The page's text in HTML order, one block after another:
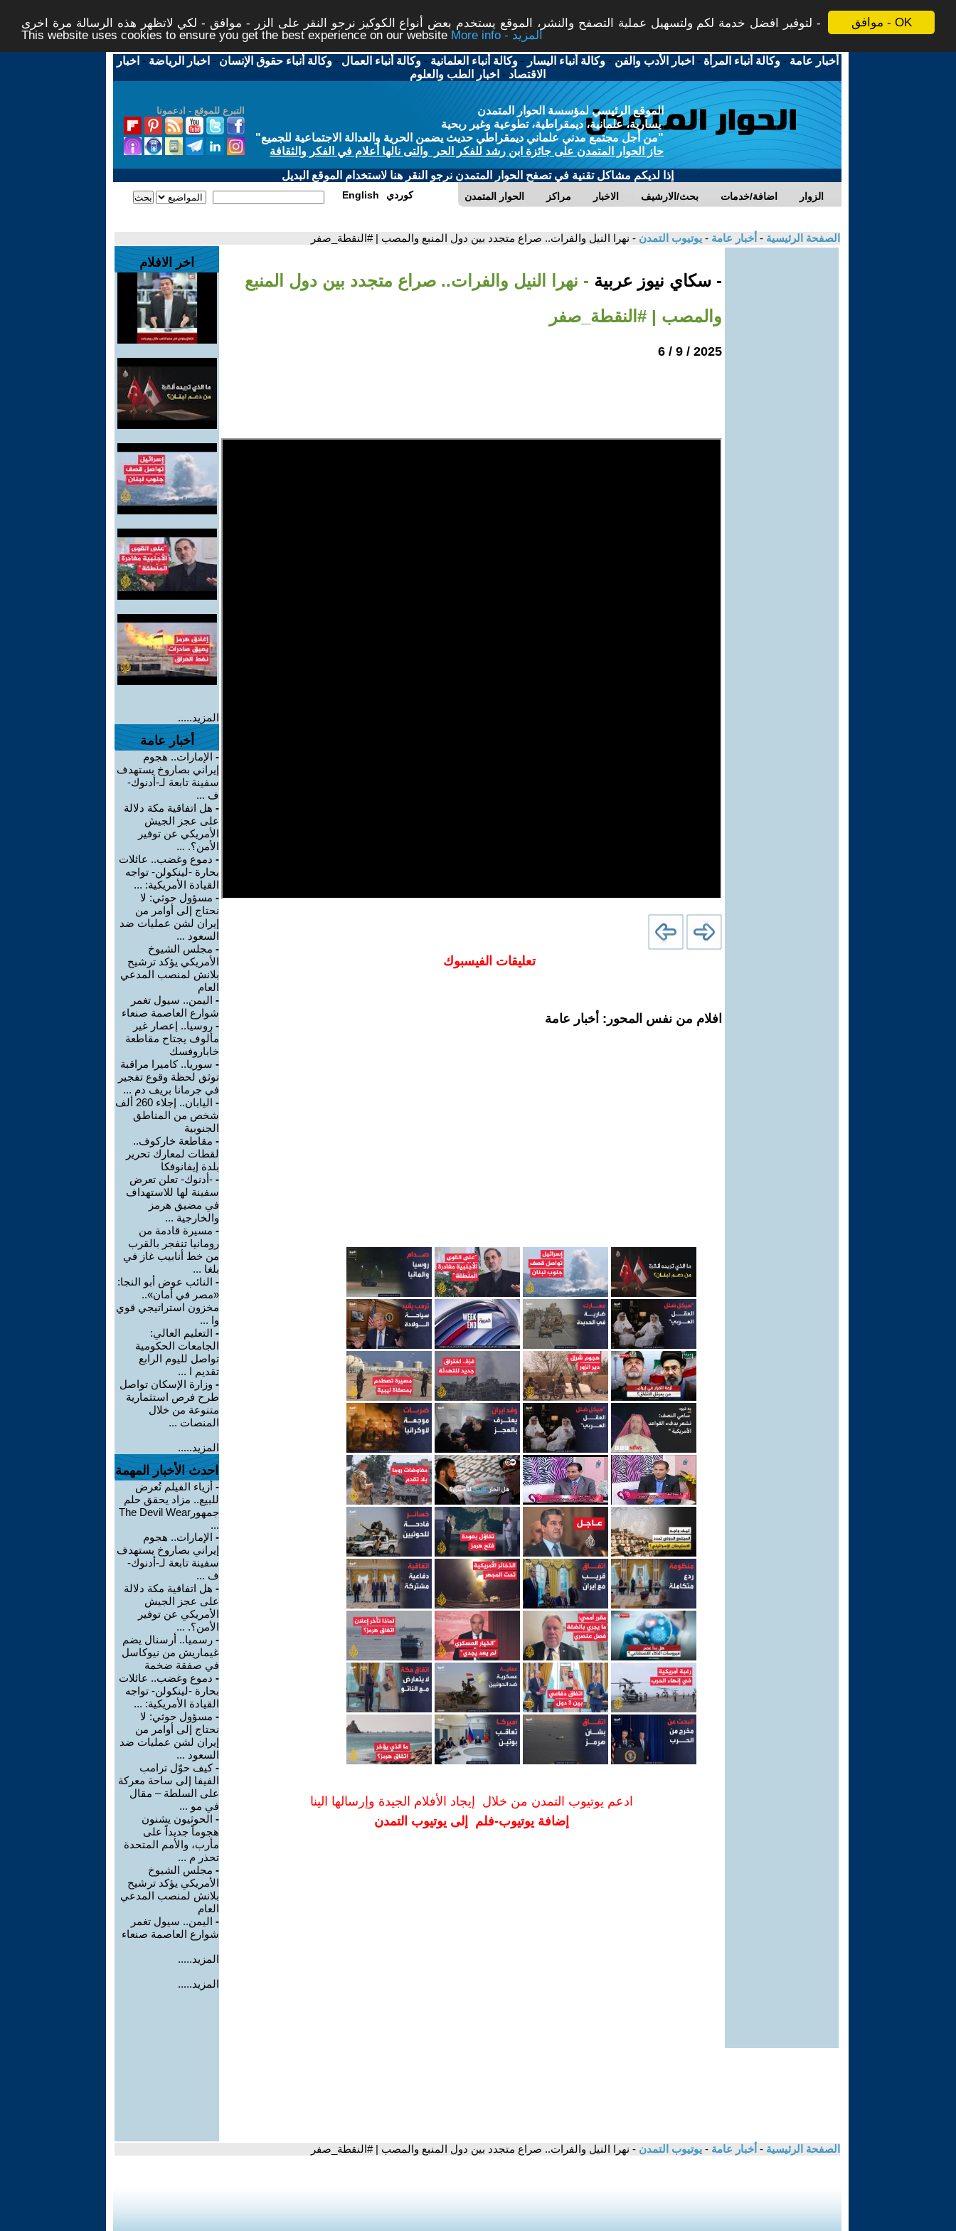
موافق - OK
لتوفير افضل خدمة لكم ولتسهيل عملية التصفح والنشر، الموقع يستخدم بعض أنواع الكوكيز نرجو النقر على الزر - موافق - لكي لاتظهر هذه الرسالة مرة اخرى -
This website uses cookies to ensure you get the best experience on our website
More info - المزيد
أخبار عامة -وكالة أنباء المرأة - اخبار الأدب والفن -وكالة أنباء اليسار -وكالة أنباء العلمانية -وكالة أنباء العمال -وكالة أنباء حقوق الإنسان - اخبار الرياضة - اخبار
الاقتصاد - اخبار الطب والعلوم
التبرع للموقع - ادعمونا
الموقع الرئيسي لمؤسسة الحوار المتمدن
يسارية، علمانية، ديمقراطية، تطوعية وغير ربحية
"من أجل مجتمع مدني علماني ديمقراطي حديث يضمن الحرية والعدالة الاجتماعية للجميع"
حاز الحوار المتمدن على جائزة ابن رشد للفكر الحر والتى نالها أعلام في الفكر والثقافة
إذا لديكم مشاكل تقنية في تصفح الحوار المتمدن نرجو النقر هنا لاستخدام الموقع البديل
الحوار المتمدن مراكز الاخبار بحث/الارشيف اضافة/خدمات الزوار English كوردي
الصفحة الرئيسية - أخبار عامة - يوتيوب التمدن - نهرا النيل والفرات.. صراع متجدد بين دول المنبع والمصب | #النقطة_صفر
- سكاي نيوز عربية - نهرا النيل والفرات.. صراع متجدد بين دول المنبع
والمصب | #النقطة_صفر
2025 / 9 / 6
تعليقات الفيسبوك
افلام من نفس المحور: أخبار عامة
ادعم يوتيوب التمدن من خلال إيجاد الأفلام الجيدة وإرسالها الينا
إضافة يوتيوب-فلم إلى يوتيوب التمدن
اخر الافلام
المزيد.....
أخبار عامة
- الإمارات.. هجوم
إيراني بصاروخ يستهدف
سفينة تابعة لـ-أدنوك-
ف ...
- هل اتفاقية مكة دلالة
على عجز الجيش
الأمريكي عن توفير
الأمن؟. ...
- دموع وغضب.. عائلات
بحارة -لينكولن- تواجه
القيادة الأمريكية: ...
- مسؤول حوثي: لا
نحتاج إلى أوامر من
إيران لشن عمليات ضد
السعود ...
- مجلس الشيوخ
الأمريكي يؤكد ترشيح
بلانش لمنصب المدعي
العام
- اليمن.. سيول تغمر
شوارع العاصمة صنعاء
- روسيا.. إعصار غير
مألوف يجتاح مقاطعة
خاباروفسك
- سوريا.. كاميرا مراقبة
توثق لحظة وقوع تفجير
في جرمانا بريف دم ...
-
اليابان.. إجلاء 260 ألف
شخص من المناطق
الجنوبية
- مقاطعة خاركوف..
لقطات لمعارك تحرير
بلدة إيفانوفكا
- -أدنوك- تعلن تعرض
سفينة لها للاستهداف
في مضيق هرمز
والخارجية ...
- مسيرة قادمة من
رومانيا تنفجر بالقرب
من خط أنابيب غاز في
بلغا ...
- النائب عوض أبو النجا:
«مصر في أمان»..
مخزون استراتيجي قوي
وا ...
- التعليم العالي:
الجامعات الحكومية
تواصل لليوم الرابع
تقديم ا ...
- وزارة الإسكان تواصل
طرح فرص استثمارية
متنوعة من خلال
المنصات ...
المزيد.....
احدث الأخبار المهمة
- أزياء الفيلم تُعرض
للبيع.. مزاد يحقق حلم
جمهورThe Devil Wear
...
- الإمارات.. هجوم
إيراني بصاروخ يستهدف
سفينة تابعة لـ-أدنوك-
ف ...
- هل اتفاقية مكة دلالة
على عجز الجيش
الأمريكي عن توفير
الأمن؟. ...
- رسميا.. أرسنال يضم
غيماريش من نيوكاسل
في صفقة ضخمة
- دموع وغضب.. عائلات
بحارة -لينكولن- تواجه
القيادة الأمريكية: ...
- مسؤول حوثي: لا
نحتاج إلى أوامر من
إيران لشن عمليات ضد
السعود ...
-كيف حوّل ترامب
الفيفا إلى ساحة معركة
على السلطة – مقال
في مو ...
- الحوثيون يشنون
هجوماً جديداً على
مأرب، والأمم المتحدة
تحذر م ...
- مجلس الشيوخ
الأمريكي يؤكد ترشيح
بلانش لمنصب المدعي
العام
- اليمن.. سيول تغمر
شوارع العاصمة صنعاء
المزيد.....
المزيد.....
الصفحة الرئيسية - أخبار عامة - يوتيوب التمدن - نهرا النيل والفرات.. صراع متجدد بين دول المنبع والمصب | #النقطة_صفر